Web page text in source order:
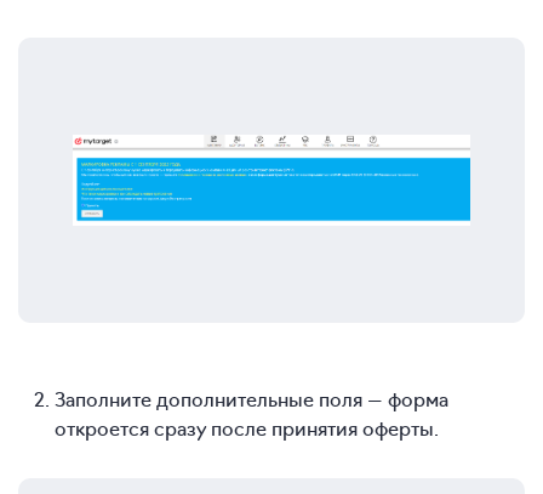
Заполните дополнительные поля — форма
откроется сразу после принятия оферты.